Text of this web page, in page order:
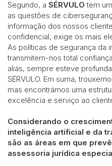
Segundo, a SÉRVULO tem
as questões de
informação dos nossos
confidencial, exige os mais
As políticas de segurança da
transmitem-nos total
aliás, sempre esteve
SÉRVULO. Em suma,
mas encontrámos uma
excelência e serviço ao
Considerando o
inteligência artificial e da
são as áreas em que
assessoria jurídica